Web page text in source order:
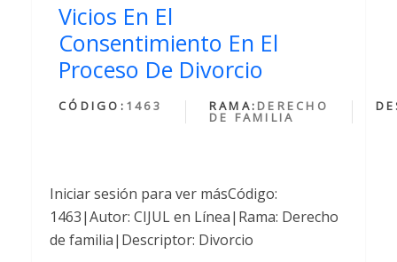
Vicios En El
Consentimiento En El
Proceso De Divorcio
CÓDIGO: 1463 RAMA: DERECHO
DE FAMILIA
Iniciar sesión para ver másCódigo:
1463|Autor: CIJUL en Línea|Rama: Derecho
de familia|Descriptor: Divorcio